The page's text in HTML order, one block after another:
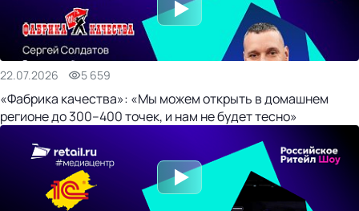
22.07.2026 5 659
«Фабрика качества»: «Мы можем открыть в домашнем
регионе до 300–400 точек, и нам не будет тесно»